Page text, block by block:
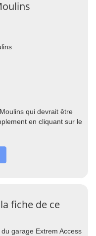
qui devrait être
en cliquant sur le
fiche de ce
garage Extrem Access